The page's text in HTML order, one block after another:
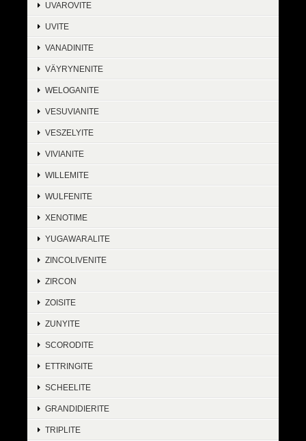
UVAROVITE
UVITE
VANADINITE
VÄYRYNENITE
WELOGANITE
VESUVIANITE
VESZELYITE
VIVIANITE
WILLEMITE
WULFENITE
XENOTIME
YUGAWARALITE
ZINCOLIVENITE
ZIRCON
ZOISITE
ZUNYITE
SCORODITE
ETTRINGITE
SCHEELITE
GRANDIDIERITE
TRIPLITE